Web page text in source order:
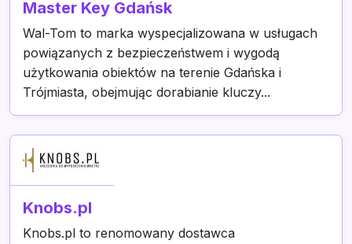
Master Key Gdańsk
Wal-Tom to marka wyspecjalizowana w usługach
powiązanych z bezpieczeństwem i wygodą
użytkowania obiektów na terenie Gdańska i
Trójmiasta, obejmując dorabianie kluczy...
Knobs.pl
Knobs.pl to renomowany dostawca